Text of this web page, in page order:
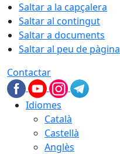
Saltar a la capçalera
Saltar al contingut
Saltar a documents
Saltar al peu de pàgina
Contactar
Idiomes
Català
Castellà
Anglès